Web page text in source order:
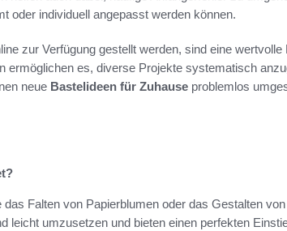
oder individuell angepasst werden können.
zur Verfügung gestellt werden, sind eine
ermöglichen es, diverse Projekte systematisch
neue Bastelideen für Zuhause problemlos
Falten von Papierblumen oder das Gestalten
leicht umzusetzen und bieten einen perfekten